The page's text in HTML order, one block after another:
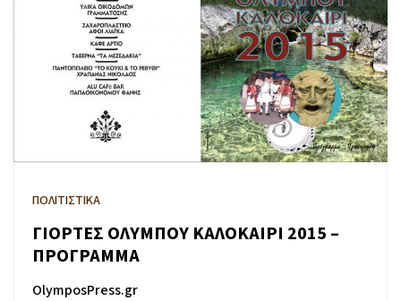
ΠΟΛΙΤΙΣΤΙΚΑ
ΓΙΟΡΤΕΣ ΟΛΥΜΠΟΥ ΚΑΛΟΚΑΙΡΙ 2015 –
ΠΡΟΓΡΑΜΜΑ
OlymposPress.gr